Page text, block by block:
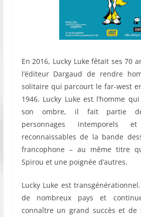
En 2016, Lucky Luke fêtait ses 70
l’éditeur Dargaud de rendre
solitaire qui parcourt le far-west
1946. Lucky Luke est l’homme
son ombre, il fait partie
personnages intemporels et
reconnaissables de la bande
francophone – au même titre
Spirou et une poignée d’autres.
Lucky Luke est
de nombreux pays et
connaître un grand succès et de